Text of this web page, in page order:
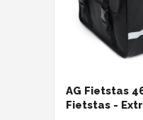
AG Fietstas
Fietstas -